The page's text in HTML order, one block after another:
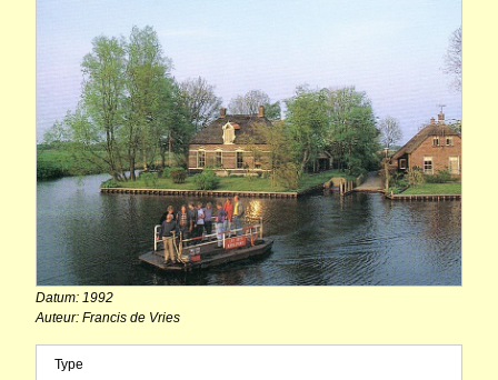
Datum: 1992
Auteur: Francis de Vries
Type